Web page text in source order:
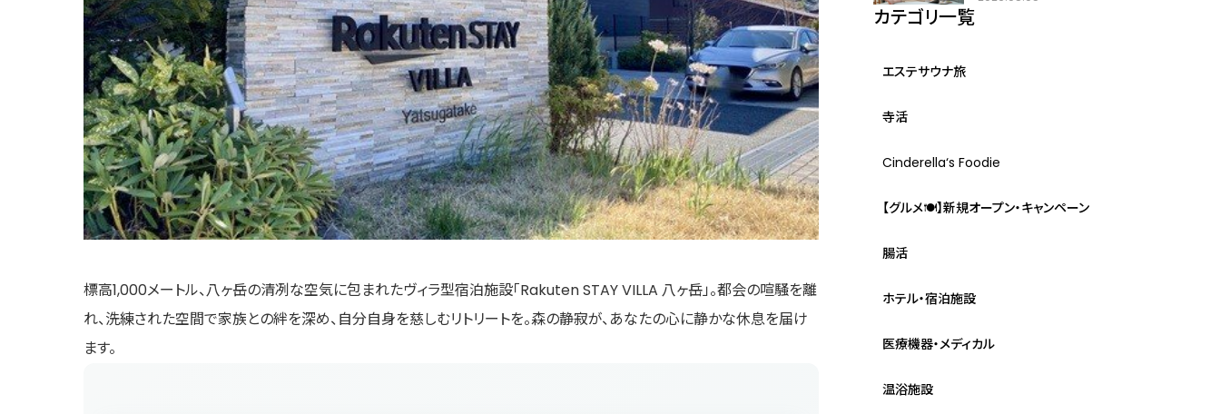
標高1,000メートル、八ヶ岳の清冽な空気に包まれたヴィラ型宿泊施設「Rakuten STAY VILLA 八ヶ岳」。都会の喧騒を離
れ、洗練された空間で家族との絆を深め、自分自身を慈しむリトリートを。森の静寂が、あなたの心に静かな休息を届け
ます。
カテゴリ一覧
エステサウナ旅
寺活
Cinderella‘s Foodie
【グルメ🍽】新規オープン・キャンペーン
腸活
ホテル・宿泊施設
医療機器・メディカル
温浴施設